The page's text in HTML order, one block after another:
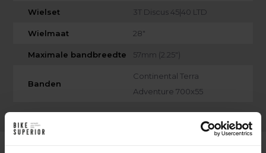
Wielset 3T Discus 45|40 LTD
Wielmaat 28"
Maximale bandbreedte 57mm (2.25")
Banden
Continental Terra
Adventure 700x55